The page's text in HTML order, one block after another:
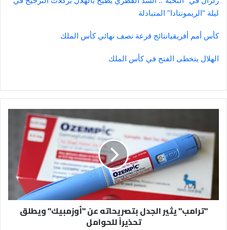
ليلة “الريمونتادا” المتبادلة
كأس أمم أفريقيانتائج قرعة نصف نهائي كأس الملك
الهلال يتخطى الفتح في كأس الملك
الجدل
بتصريحاته
ويطلق
تحذيراً
للحوامل
"ترامب" يثير الجدل بتصريحاته عن "أوزمبيك" ويطلق
تحذيراً للحوامل